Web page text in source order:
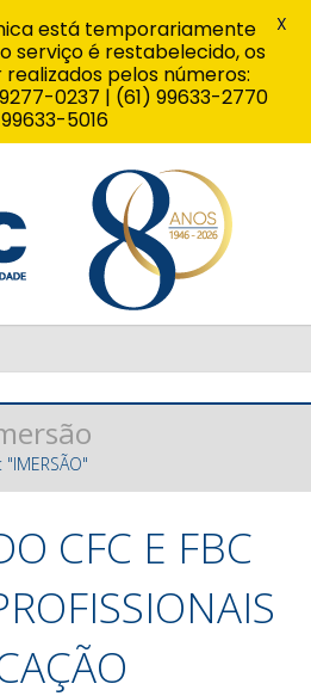
"IMERSÃO"
CFC E FBC
está temporariamente
serviço é restabelecido, os
pelos números:
0237 | (61) 99633-2770
5016
X